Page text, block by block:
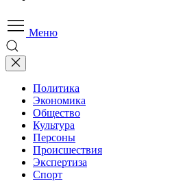
Меню
Политика
Экономика
Общество
Культура
Персоны
Происшествия
Экспертиза
Спорт